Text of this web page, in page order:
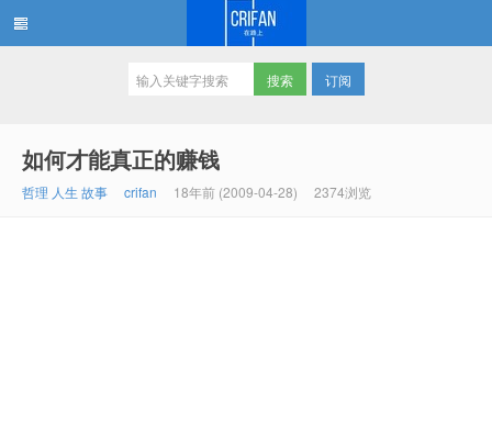
订阅
如何才能真正的赚钱
哲理 人生 故事 crifan 18年前 (2009-04-28) 2374浏览